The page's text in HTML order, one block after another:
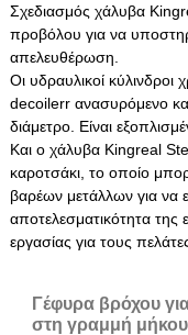
Σχεδιασμός χάλυβα
προβόλου για να
απελευθέρωση.
Οι υδραυλικοί κύλινδροι
decoilerr ανασυρόμενο
διάμετρο. Είναι
Και ο χάλυβα Kingreal
καροτσάκι, το οποίο
βαρέων μετάλλων για να
αποτελεσματικότητα της
εργασίας για τους
Γέφυρα βρόχου
στη γραμμή